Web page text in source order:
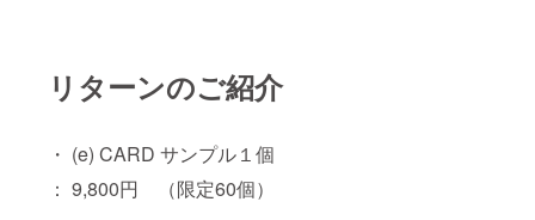
リターンのご紹介
・ (e) CARD サンプル１個
： 9,800円 （限定60個）